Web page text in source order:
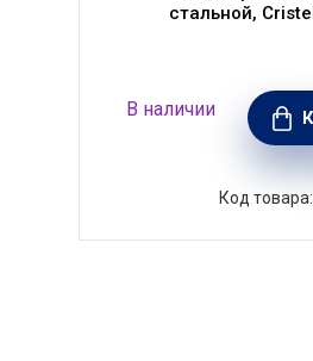
стальной,
В наличии
Код